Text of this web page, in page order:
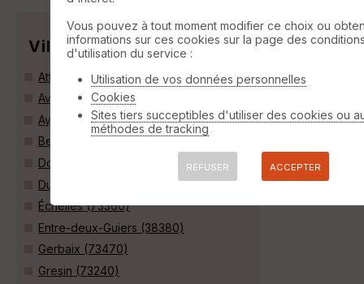
Villes
Attignat-Oncin (73610)
Avressieux (73240)
Ayn (73470)
Belmont-Tramonet (73330)
Domessin (73330)
Dullin (73610)
Échelles (73360)
Entre-deux-Guiers (38380)
Gerbaix (73470)
Gresin (73240)
Vous pouvez à tout moment modifier ce choix ou
informations sur ces cookies sur la page des
d'utilisation du service :
Utilisation de vos données personnelles
Cookies
Sites tiers succeptibles d'utiliser des cookies ou
méthodes de tracking
REFUSER ACCEPTER